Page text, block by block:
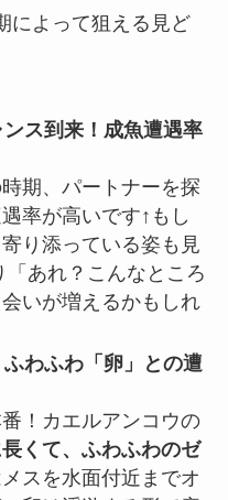
によって狙える見ど
ンス到来！成魚遭遇率
期、パートナーを探
率が高いです↑もし
り添っている姿も見
あれ？こんなところ
いが増えるかもしれ
ふわふわ「卵」との遭
！カエルアンコウの
くて、ふわふわのゼ
スを水面付近までオ